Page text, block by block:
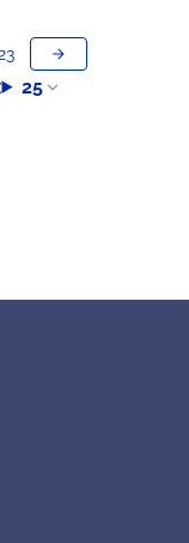
25